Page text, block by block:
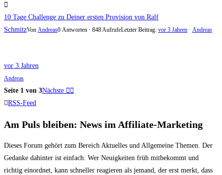
10 Tage Challenge zu Deiner ersten Provision von Ralf
SchmitzVon Andreas0 Antworten · 848 AufrufeLetzter Beitrag: vor 3 Jahren · Andreas
vor 3 Jahren
Andreas
Seite 1 von 3Nächste
RSS-Feed
Am Puls bleiben: News im Affiliate-Marketing
Dieses Forum gehört zum Bereich Aktuelles und Allgemeine Themen. Der
Gedanke dahinter ist einfach: Wer Neuigkeiten früh mitbekommt und
richtig einordnet, kann schneller reagieren als jemand, der erst merkt, dass